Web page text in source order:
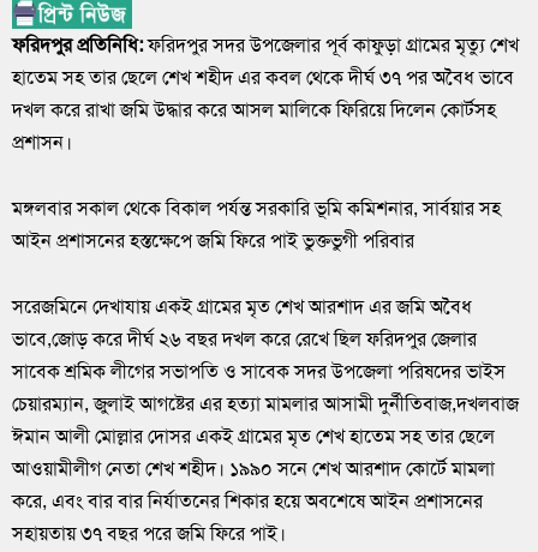
ফরিদপুর প্রতিনিধি:ফরিদপুর সদর উপজেলার পূর্ব কাফুড়া গ্রামের মৃত্যু শেখ
হাতেম সহ তার ছেলে শেখ শহীদ এর কবল থেকে দীর্ঘ ৩৭ পর অবৈধ ভাবে
দখল করে রাখা জমি উদ্ধার করে আসল মালিকে ফিরিয়ে দিলেন কোর্টসহ
প্রশাসন।
মঙ্গলবার সকাল থেকে বিকাল পর্যন্ত সরকারি ভূমি কমিশনার, সার্বয়ার সহ
আইন প্রশাসনের হস্তক্ষেপে জমি ফিরে পাই ভুক্তভুগী পরিবার
সরেজমিনে দেখাযায় একই গ্রামের মৃত শেখ আরশাদ এর জমি অবৈধ
ভাবে,জোড় করে দীর্ঘ ২৬ বছর দখল করে রেখে ছিল ফরিদপুর জেলার
সাবেক শ্রমিক লীগের সভাপতি ও সাবেক সদর উপজেলা পরিষদের ভাইস
চেয়ারম্যান, জুলাই আগষ্টের এর হত্যা মামলার আসামী দুর্নীতিবাজ,দখলবাজ
ঈমান আলী মোল্লার দোসর একই গ্রামের মৃত শেখ হাতেম সহ তার ছেলে
আওয়ামীলীগ নেতা শেখ শহীদ। ১৯৯০ সনে শেখ আরশাদ কোর্টে মামলা
করে, এবং বার বার নির্যাতনের শিকার হয়ে অবশেষে আইন প্রশাসনের
সহায়তায় ৩৭ বছর পরে জমি ফিরে পাই।